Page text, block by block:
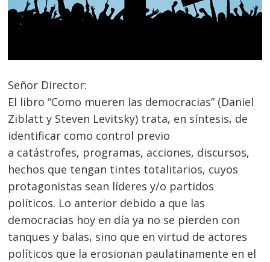
Señor Director:
El libro “Como mueren las democracias” (Daniel
Ziblatt y Steven Levitsky) trata, en síntesis, de
identificar como control previo
a catástrofes, programas, acciones, discursos,
hechos que tengan tintes totalitarios, cuyos
protagonistas sean líderes y/o partidos
políticos. Lo anterior debido a que las
democracias hoy en día ya no se pierden con
tanques y balas, sino que en virtud de actores
políticos que la erosionan paulatinamente en el